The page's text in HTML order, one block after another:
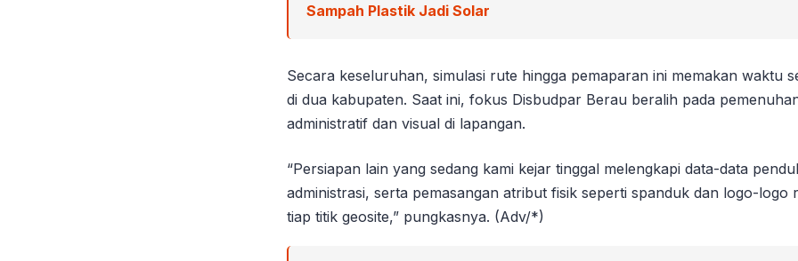
Sampah Plastik Jadi Solar
Secara keseluruhan, simulasi rute hingga pemaparan ini memakan waktu
di dua kabupaten. Saat ini, fokus Disbudpar Berau beralih pada
administratif dan visual di lapangan.
“Persiapan lain yang sedang kami kejar tinggal melengkapi data-data
administrasi, serta pemasangan atribut fisik seperti spanduk dan logo-logo
tiap titik geosite,” pungkasnya. (Adv/*)